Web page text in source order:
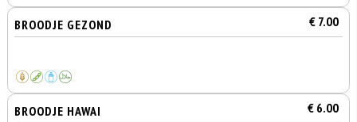
BROODJE GEZOND € 7.00
BROODJE HAWAI € 6.00